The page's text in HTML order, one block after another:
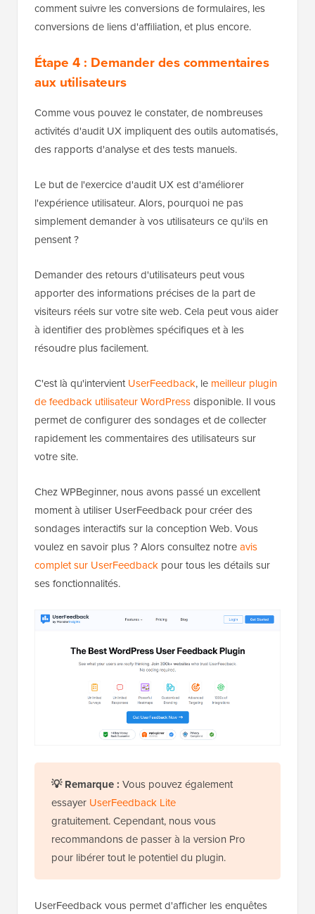
comment suivre les conversions de formulaires, les
conversions de liens d'affiliation, et plus encore.
Étape 4 : Demander des commentaires
aux utilisateurs
Comme vous pouvez le constater, de nombreuses
activités d'audit UX impliquent des outils automatisés,
des rapports d'analyse et des tests manuels.
Le but de l'exercice d'audit UX est d'améliorer
l'expérience utilisateur. Alors, pourquoi ne pas
simplement demander à vos utilisateurs ce qu'ils en
pensent ?
Demander des retours d'utilisateurs peut vous
apporter des informations précises de la part de
visiteurs réels sur votre site web. Cela peut vous aider
à identifier des problèmes spécifiques et à les
résoudre plus facilement.
C'est là qu'intervientUserFeedback, le meilleur plugin
de feedback utilisateur WordPressdisponible. Il vous
permet de configurer des sondages et de collecter
rapidement les commentaires des utilisateurs sur
votre site.
Chez WPBeginner, nous avons passé un excellent
moment à utiliser UserFeedback pour créer des
sondages interactifs sur la conception Web. Vous
voulez en savoir plus ? Alors consultez notreavis
complet sur UserFeedback pour tous les détails sur
ses fonctionnalités.
💡 Remarque : Vous pouvez également
essayer UserFeedback Lite
gratuitement. Cependant, nous vous
recommandons de passer à la version Pro
pour libérer tout le potentiel du plugin.
UserFeedback vous permet d'afficher les enquêtes